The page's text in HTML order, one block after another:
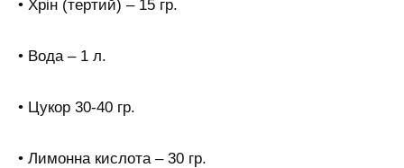
• Хрін (тертий) – 15 гр.
• Вода – 1 л.
• Цукор 30-40 гр.
• Лимонна кислота – 30 гр.